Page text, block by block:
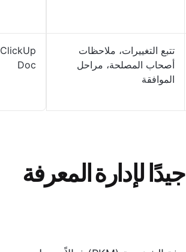
تتبع التغييرات، ملاحظات
أصحاب المصلحة، مراحل
الموافقة
ClickUp
Doc
ما الذي يجعل قالب Notion جيدًا لإدارة المعرفة